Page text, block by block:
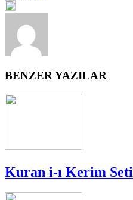
BENZER YAZILAR
Kuran i-ı Kerim Seti